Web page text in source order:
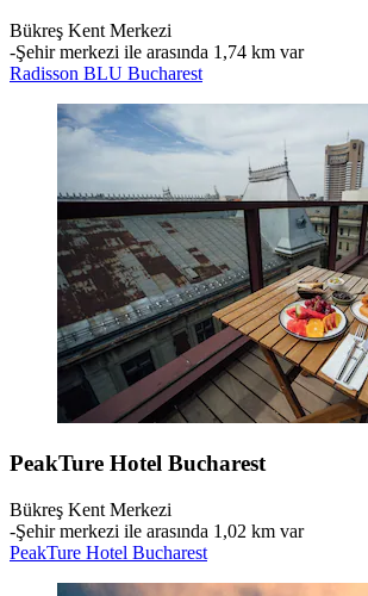
Bükreş Kent Merkezi
‐Şehir merkezi ile arasında 1,74 km var
Radisson BLU Bucharest
PeakTure Hotel Bucharest
Bükreş Kent Merkezi
‐Şehir merkezi ile arasında 1,02 km var
PeakTure Hotel Bucharest